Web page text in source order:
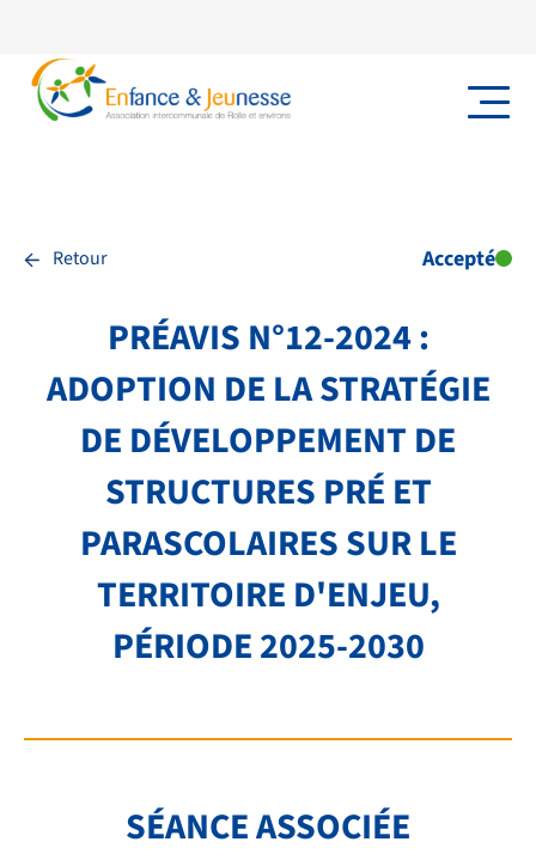
NOS PRESTATIONS
TRANSPORTS
FAQ
LIENS ET DOCUMENTS UTILES
BIBLIOTHÈQUE
← Retour Accepté
PRÉAVIS N°12-2024 :
ADOPTION DE LA STRATÉGIE
DE DÉVELOPPEMENT DE
STRUCTURES PRÉ ET
PARASCOLAIRES SUR LE
TERRITOIRE D'ENJEU,
PÉRIODE 2025-2030
SÉANCE ASSOCIÉE